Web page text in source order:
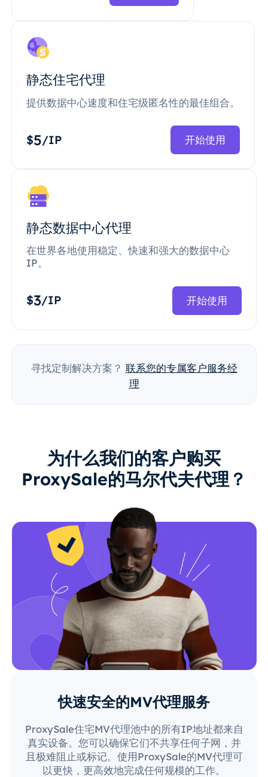
静态住宅代理
提供数据中心速度和住宅级匿名性的最佳组合。
$5/IP 开始使用
静态数据中心代理
在世界各地使用稳定、快速和强大的数据中心
IP。
$3/IP 开始使用
寻找定制解决方案？ 联系您的专属客户服务经
理
为什么我们的客户购买
ProxySale的马尔代夫代理？
快速安全的MV代理服务
ProxySale住宅MV代理池中的所有IP地址都来自
真实设备。您可以确保它们不共享任何子网，并
且极难阻止或标记。使用ProxySale的MV代理可
以更快，更高效地完成任何规模的工作。